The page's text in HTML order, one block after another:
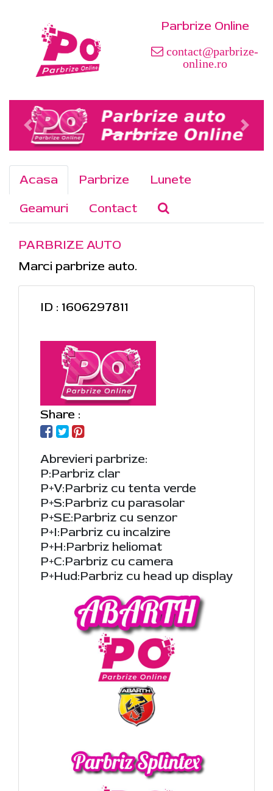
Parbrize Online
contact@parbrize-
online.ro
Acasa Parbrize
Lunete
Geamuri
Contact
PARBRIZE AUTO
Marci parbrize auto.
ID : 1606297811
Share :
Abrevieri parbrize:
P:Parbriz clar
P+V:Parbriz cu tenta verde
P+S:Parbriz cu parasolar
P+SE:Parbriz cu senzor
P+I:Parbriz cu incalzire
P+H:Parbriz heliomat
P+C:Parbriz cu camera
P+Hud:Parbriz cu head up display